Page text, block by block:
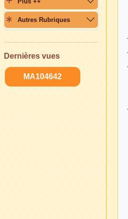
Autres Rubriques
Dernières vues
MA104642